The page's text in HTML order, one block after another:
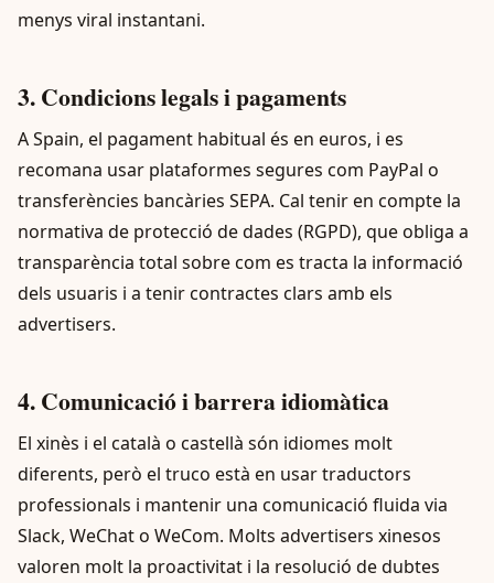
menys viral instantani.
3. Condicions legals i pagaments
A Spain, el pagament habitual és en euros, i es
recomana usar plataformes segures com PayPal o
transferències bancàries SEPA. Cal tenir en compte la
normativa de protecció de dades (RGPD), que obliga a
transparència total sobre com es tracta la informació
dels usuaris i a tenir contractes clars amb els
advertisers.
4. Comunicació i barrera idiomàtica
El xinès i el català o castellà són idiomes molt
diferents, però el truco està en usar traductors
professionals i mantenir una comunicació fluida via
Slack, WeChat o WeCom. Molts advertisers xinesos
valoren molt la proactivitat i la resolució de dubtes